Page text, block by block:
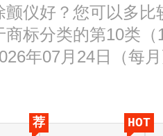
颤仪好？您可以多
标分类的第10类（
年07月24日（每
荐 HOT